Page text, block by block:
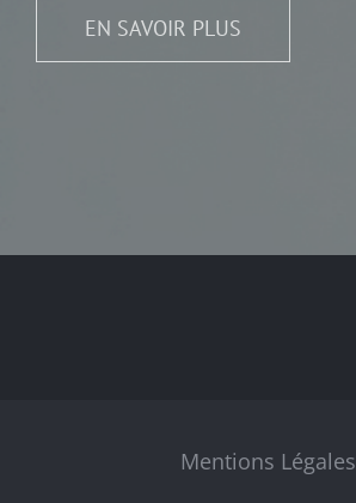
EN SAVOIR PLUS
Mentions Légales